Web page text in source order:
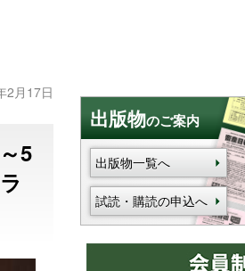
2月17日
5
出版物のご案内
出版物一覧へ
試読・購読の申込へ